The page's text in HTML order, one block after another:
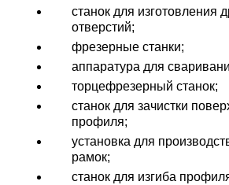
станок для изготовления
отверстий;
фрезерные станки;
аппаратура для
торцефрезерный станок;
станок для зачистки
профиля;
установка для
рамок;
станок для изгиба